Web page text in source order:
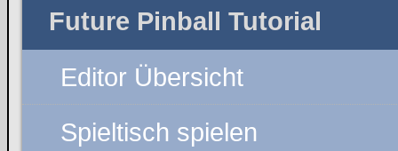
Future Pinball Tutorial
Editor Übersicht
Spieltisch spielen